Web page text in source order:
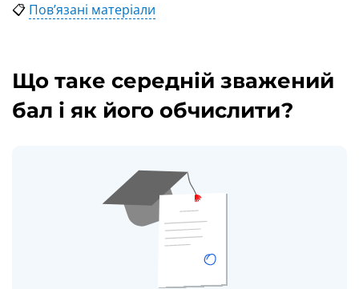
📋 Пов’язані матеріали
Що таке середній зважений
бал і як його обчислити?